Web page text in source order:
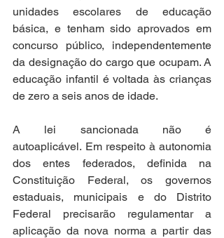
unidades escolares de educação
básica, e tenham sido aprovados em
concurso público, independentemente
da designação do cargo que ocupam. A
educação infantil é voltada às crianças
de zero a seis anos de idade.
A lei sancionada não é
autoaplicável. Em respeito à autonomia
dos entes federados, definida na
Constituição Federal, os governos
estaduais, municipais e do Distrito
Federal precisarão regulamentar a
aplicação da nova norma a partir das